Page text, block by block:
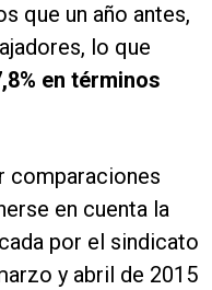
que un año antes,
lo que
en términos
comparaciones
en cuenta la
por el sindicato
y abril de 2015